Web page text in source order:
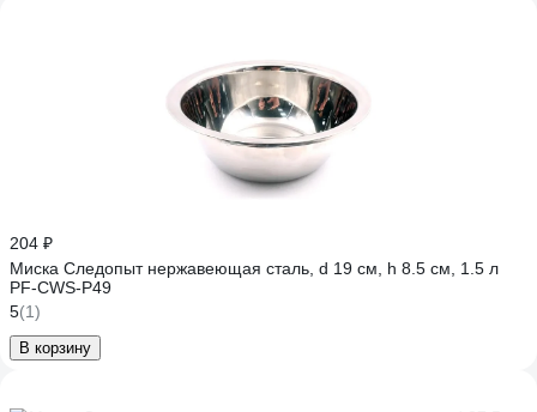
204 ₽
Миска Следопыт нержавеющая сталь, d 19 см, h 8.5 см, 1.5 л
PF-CWS-P49
5(1)
В корзину